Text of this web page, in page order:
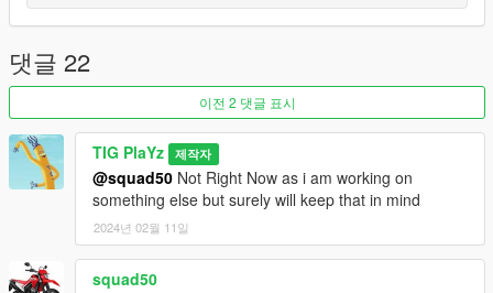
Contact Details
Discord
댓글 22
이전 2 댓글 표시
TIG PlaYz 제작자
@squad50 Not Right Now as i am working on
something else but surely will keep that in mind
2024년 02월 11일
squad50